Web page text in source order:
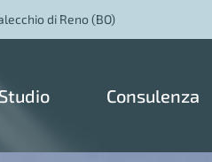
di Reno (BO)
Consulenza